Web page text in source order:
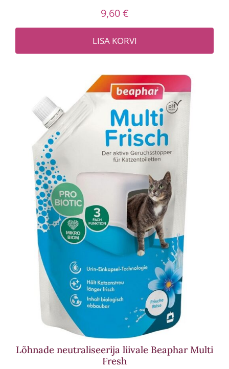
9,60€
LISA KORVI
Lõhnade neutraliseerija liivale Beaphar Multi
Fresh